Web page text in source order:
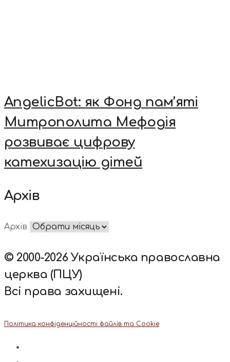
AngelicBot: як Фонд пам’яті
Митрополита Мефодія
розвиває цифрову
катехизацію дітей
Архів
Архів
© 2000-2026 Українська православна
церква (ПЦУ)
Всі права захищені.
Політика конфіденційності файлів та Cookie